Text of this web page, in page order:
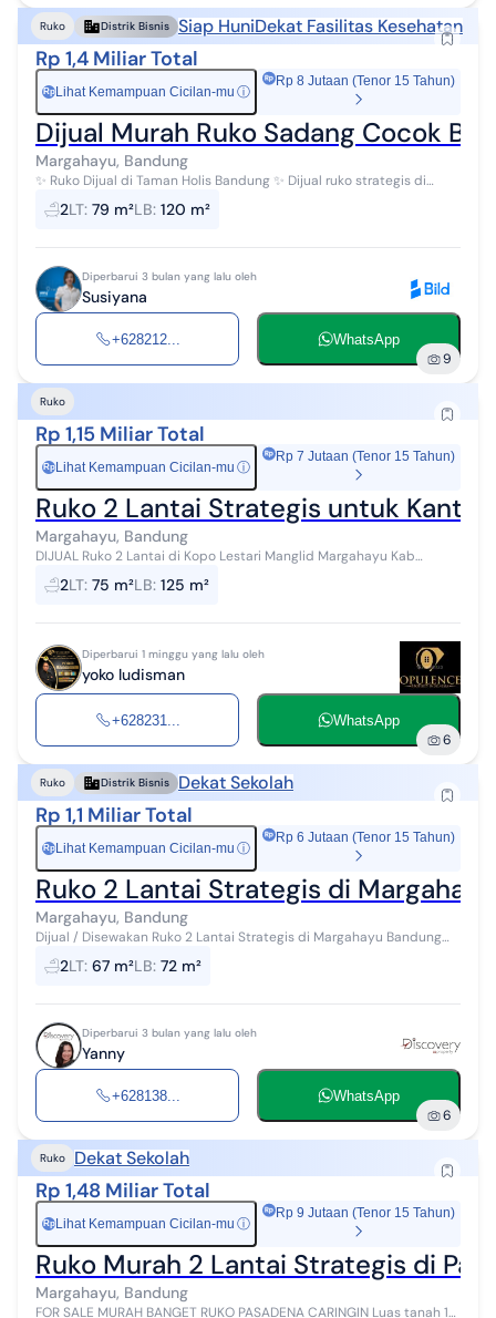
Ruko Distrik Bisnis Siap HuniDekat Fasilitas Kesehatan
Rp 1,4 Miliar Total
Rp Lihat Kemampuan Cicilan-mu ⓘ
Rp 8 Jutaan (Tenor 15 Tahun)
Dijual Murah Ruko Sadang Cocok
Margahayu, Bandung
✨ Ruko Dijual di Taman Holis Bandung ✨ Dijual ruko strategis di
kawasan Taman Holis, lokasi sangat potensial untuk berbagai jenis
usaha! Spe...
2LT: 79 m²LB: 120 m²
Diperbarui 3 bulan yang lalu oleh
Susiyana
+628212... WhatsApp
9
Ruko
Rp 1,15 Miliar Total
Rp Lihat Kemampuan Cicilan-mu ⓘ
Rp 7 Jutaan (Tenor 15 Tahun)
Ruko 2 Lantai Strategis untuk
Margahayu, Bandung
DIJUAL Ruko 2 Lantai di Kopo Lestari Manglid Margahayu Kab
Bandung LT 75m2 LB 125m2 2 Lantai Lebar muka 5m 2KT 2KM Listrik
2LT: 75 m²LB: 125 m²
Diperbarui 1 minggu yang lalu oleh
yoko ludisman
+628231... WhatsApp
6
Ruko Distrik Bisnis Dekat Sekolah
Rp 1,1 Miliar Total
Rp Lihat Kemampuan Cicilan-mu ⓘ
Rp 6 Jutaan (Tenor 15 Tahun)
Ruko 2 Lantai Strategis di
Margahayu, Bandung
Dijual / Disewakan Ruko 2 Lantai Strategis di Margahayu Bandung
Timur Ruko 2 lantai di lokasi ramai dan strategis, berada di Jl. Pluto
Utara, Marg...
2LT: 67 m²LB: 72 m²
Diperbarui 3 bulan yang lalu oleh
Yanny
+628138... WhatsApp
6
Ruko Dekat Sekolah
Rp 1,48 Miliar Total
Rp Lihat Kemampuan Cicilan-mu ⓘ
Rp 9 Jutaan (Tenor 15 Tahun)
Ruko Murah 2 Lantai Strategis di
Margahayu, Bandung
FOR SALE MURAH BANGET RUKO PASADENA CARINGIN Luas tanah 121